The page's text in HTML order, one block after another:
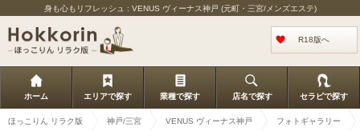
身も心もリフレッシュ : VENUS ヴィーナス神戸 (元町・三宮/メンズエステ)
R18版へ
ホーム エリアで探す 業種で探す 店名で探す セラピで探す
ほっこりん リラク版 神戸/三宮 VENUS ヴィーナス神戸 フォトギャラリー